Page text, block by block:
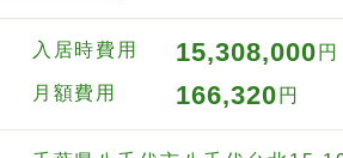
入居時費用 15,308,000 円
月額費用
166,320 円